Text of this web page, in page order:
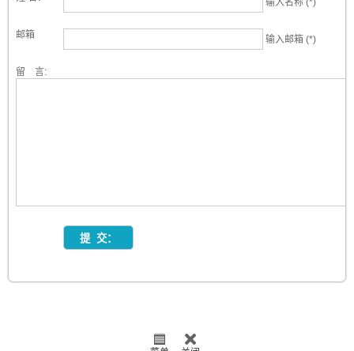
输入名称 (*)
邮箱 输入邮箱 (*)
留 言: